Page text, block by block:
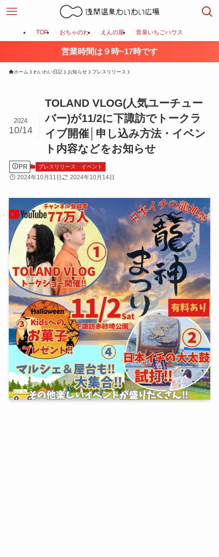
TOP おちゃのわ えんの屋 音泉いちごハウス
営業時間は９時~17時です
ホーム わいわい日記 お知らせ プレスリリース
TOLAND VLOG(人気ユーチュー
バー)が11/2に下諏訪でトークラ
イブ開催│申し込み方法・イベン
ト内容などをお知らせ
2024
10/14
PR プレスリリース イベント
2024年10月11日 2024年10月14日